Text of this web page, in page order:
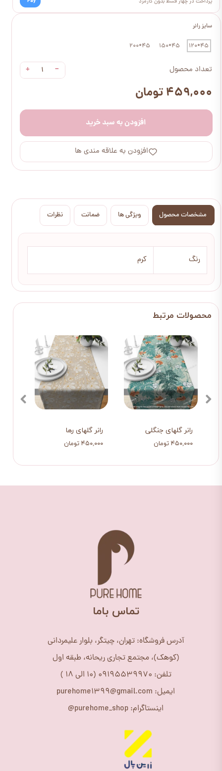
سایز رانر
45*120
45*150
45*200
تعداد محصول −
+
۴۵۹,۰۰۰ تومان
افزودن به سبد خرید
افزودن به علاقه مندی ها
مشخصات محصول ویژگی ها ضمانت نظرات
رنگ کرم
رانر گلهای رها
۴۵۰,۰۰۰ تومان
رانر گلهای جنگلی
۴۵۰,۰۰۰ تومان
​تماس باما
آدرس فروشگاه: تهران، چیتگر، بلوار علیمردانی
(کوهک)، مجتمع تجاری ریحانه، طبقه اول
تلفن: 09195539970 (10 الی 18 )
ایمیل: purehome1399@gmail.com
اینستاگرام: purehome_shop@